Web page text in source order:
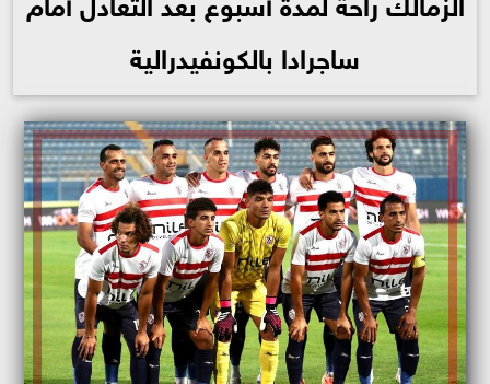
ساجرادا بالكونفيدرالية